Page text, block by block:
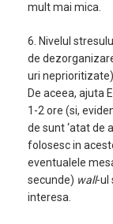
mult mai mica.
6. Nivelul
de
uri neprioritizate)
De aceea, ajuta
1-2 ore (si,
de sunt ‘atat de
folosesc in
eventualele
secunde) wall-ul
interesa.